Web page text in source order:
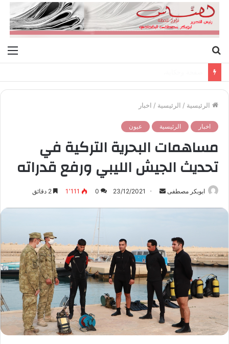
عن
الرئيسية / الرئيسية / اخبار
اخبار الرئيسية عيون
مساهمات البحرية التركية في
تحديث الجيش الليبي ورفع قدراته
ابوبكر مصطفى
ر
إ
ل
ك
ت
23/12/2021
0 1٬111